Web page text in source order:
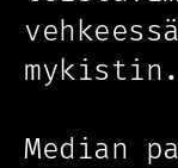
Median